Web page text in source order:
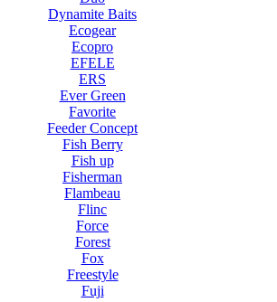
Dynamite Baits
Ecogear
Ecopro
EFELE
ERS
Ever Green
Favorite
Feeder Concept
Fish Berry
Fish up
Fisherman
Flambeau
Flinc
Force
Forest
Fox
Freestyle
Fuji